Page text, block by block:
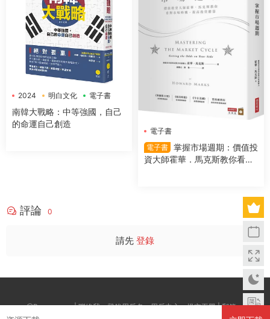
2024 明白文化 電子書
南韓大戰略：中等強國，自己
的命運自己創造
電子書
電子書 掌握市場週期：價值投
資大師霍華．馬克斯教你看對
評論 0
請先 登錄
@Boxwc.com | 聯絡我：登錄用戶名--用戶中心--提交工單 | 郵箱：